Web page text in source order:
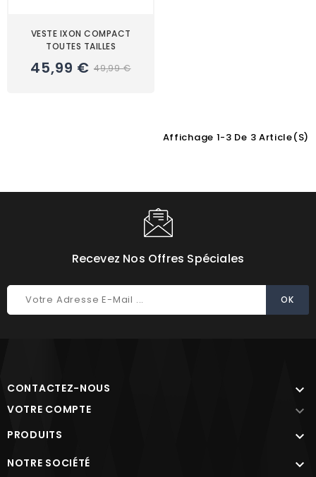
VESTE IXON COMPACT
TOUTES TAILLES
45,99 € 49,99 €
Affichage 1-3 De 3 Article(s)
Recevez Nos Offres Spéciales
CONTACTEZ-NOUS 
VOTRE COMPTE 
PRODUITS 
NOTRE SOCIÉTÉ 